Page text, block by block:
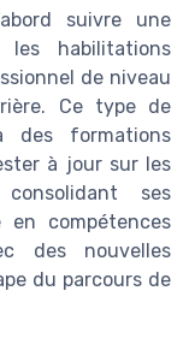
suivre une
habilitations
de niveau
Ce type de
des formations
à jour sur les
ses
en compétences
des nouvelles
du parcours de